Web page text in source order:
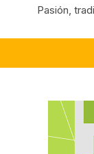
Pasión,